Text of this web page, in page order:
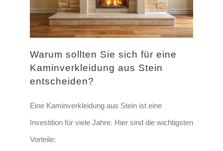
Warum sollten Sie sich für eine
Kaminverkleidung aus Stein
entscheiden?
Eine Kaminverkleidung aus Stein ist eine
Investition für viele Jahre. Hier sind die wichtigsten
Vorteile: